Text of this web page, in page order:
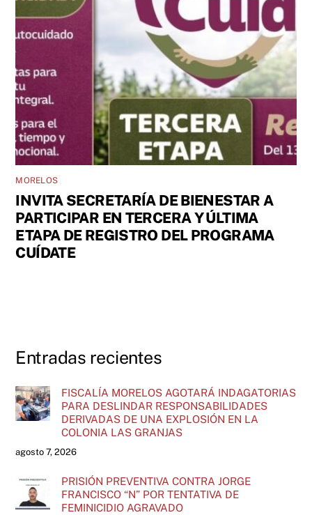
MORELOS
INVITA SECRETARÍA DE BIENESTAR A
PARTICIPAR EN TERCERA Y ÚLTIMA
ETAPA DE REGISTRO DEL PROGRAMA
CUÍDATE
Entradas recientes
FISCALÍA MORELOS AGOTARÁ INDAGATORIAS
PARA DESLINDAR RESPONSABILIDADES
DERIVADAS DE UNA EXPLOSIÓN EN LA
COLONIA LAS GRANJAS
agosto 7, 2026
PRISIÓN PREVENTIVA CONTRA JORGE
FRANCISCO “N” POR TENTATIVA DE
FEMINICIDIO AGRAVADO